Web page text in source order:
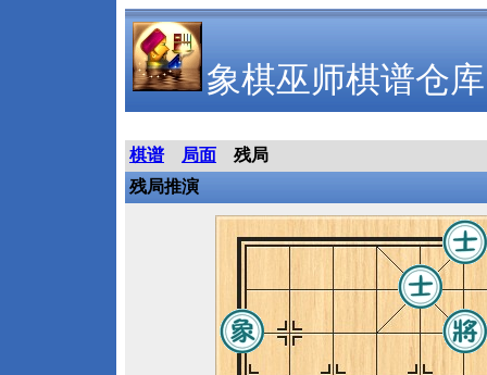
象棋巫师棋谱仓库
棋谱 局面
残局
残局推演